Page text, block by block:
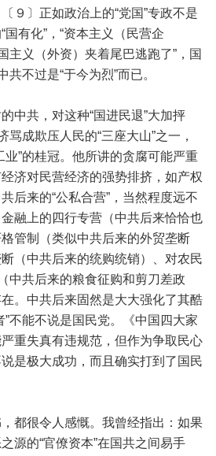
９〕正如政治上的“党国”专政不是
有化”，“资本主义（民营企
主义（外资）夹着尾巴逃跑了”，国
共不过是“于今为烈”而已。
共，对这种“国进民退”大加抨
骂成欺压人民的“三座大山”之一，
业”的桂冠。他所讲的贪腐可能严重
济对民营经济的强势排挤，如产权
后来的“公私合营”，当然程度远不
融上的四行专营（中共后来恰恰也
管制（类似中共后来的外贸垄断
（中共后来的统购统销）、对农民
中共后来的粮食征购和剪刀差政
。中共后来固然是大大强化了其酷
”不能不说是国民党。《中国四大家
重失真有违规范，但作为争取民心
是极大成功，而且确实打到了国民
很令人感慨。我曾经指出：如果
源的“官僚资本”在国共之间易手